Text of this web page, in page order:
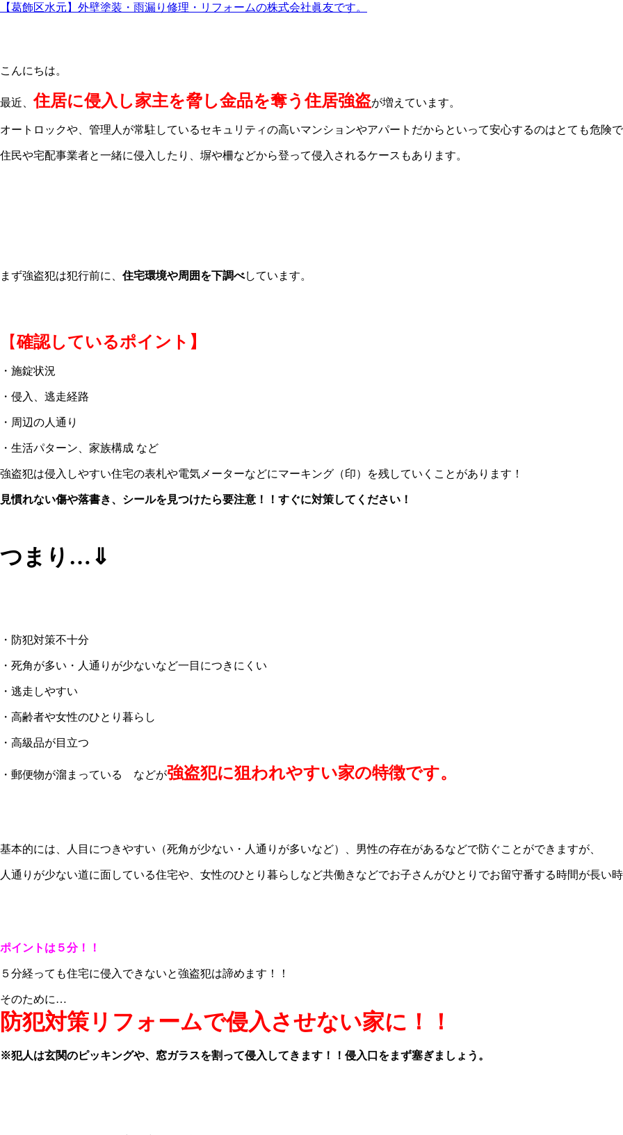
【葛飾区水元】外壁塗装・雨漏り修理・リフォームの株式会社眞友です。
こんにちは。
最近、住居に侵入し家主を脅し金品を奪う住居強盗が増えています。
オートロックや、管理人が常駐しているセキュリティの高いマンションやアパートだからといって安心するのはとても危険
住民や宅配事業者と一緒に侵入したり、塀や柵などから登って侵入されるケースもあります。
まず強盗犯は犯行前に、 住宅環境や周囲を下調べしています。
【確認しているポイント】
・施錠状況
・侵入、逃走経路
・周辺の人通り
・生活パターン、家族構成 など
強盗犯は侵入しやすい住宅の表札や電気メーターなどにマーキング（印）を残していくことがあります！
見慣れない傷や落書き、シールを見つけたら要注意！！すぐに対策してください！
つまり…⇓
・防犯対策不十分
・死角が多い・人通りが少ないなど一目につきにくい
・逃走しやすい
・高齢者や女性のひとり暮らし
・高級品が目立つ
・郵便物が溜まっている などが強盗犯に狙われやすい家の特徴です。
基本的には、人目につきやすい（死角が少ない・人通りが多いなど）、男性の存在があるなどで防ぐことができますが、
人通りが少ない道に面している住宅や、女性のひとり暮らしなど共働きなどでお子さんがひとりでお留守番する時間が長い
ポイントは ５分！！
５分経っても住宅に侵入できないと強盗犯は諦めます！！
そのために…
防犯対策リフォームで侵入させない家に！！
※犯人は玄関のピッキングや、窓ガラスを割って侵入してきます！！侵入口をまず塞ぎましょう。